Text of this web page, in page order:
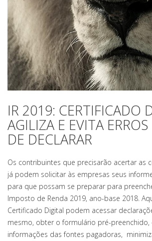
IR 2019: CERTIFICADO
AGILIZA E EVITA
DE DECLARAR
Os contribuintes que precisarão acertar as
já podem solicitar às empresas seus
para que possam se preparar para
Imposto de Renda 2019, ano-base 2018.
Certificado Digital podem acessar
mesmo, obter o formulário pré-preenchido,
informações das fontes pagadoras,